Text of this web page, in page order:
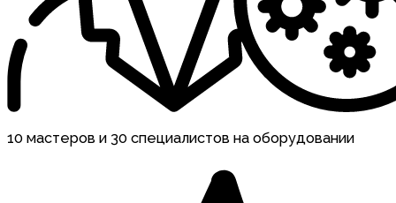
10 мастеров и 30 специалистов на оборудовании